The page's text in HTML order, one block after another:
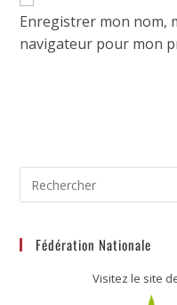
Enregistrer mon nom,
navigateur pour mon
Fédération Nationale
Visitez le site